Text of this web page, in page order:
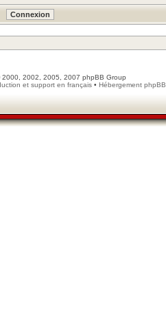
2000, 2002, 2005, 2007 phpBB Group
et support en français• Hébergement phpBB